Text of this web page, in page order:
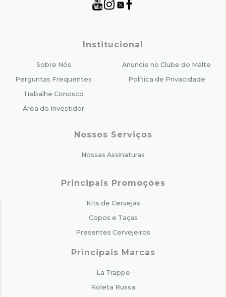
Institucional
Sobre Nós
Perguntas Frequentes
Trabalhe Conosco
Área do Investidor
Anuncie no Clube do Malte
Política de Privacidade
Nossos Serviços
Nossas Assinaturas
Principais Promoções
Kits de Cervejas
Copos e Taças
Presentes Cervejeiros
Principais Marcas
La Trappe
Roleta Russa